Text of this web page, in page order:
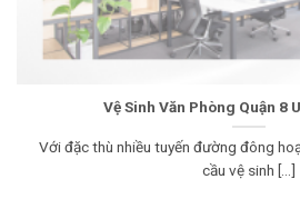
Vệ Sinh Văn Phòng Quận 8
Với đặc thù nhiều tuyến đường đông
cầu vệ sinh [...]